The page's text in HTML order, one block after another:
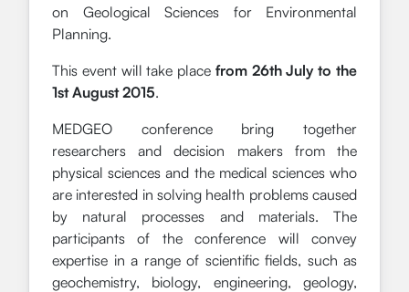
on Geological Sciences for Environmental
Planning.
This event will take place from 26th July to the
1st August 2015.
MEDGEO conference bring together
researchers and decision makers from the
physical sciences and the medical sciences who
are interested in solving health problems caused
by natural processes and materials. The
participants of the conference will convey
expertise in a range of scientific fields, such as
geochemistry, biology, engineering, geology,